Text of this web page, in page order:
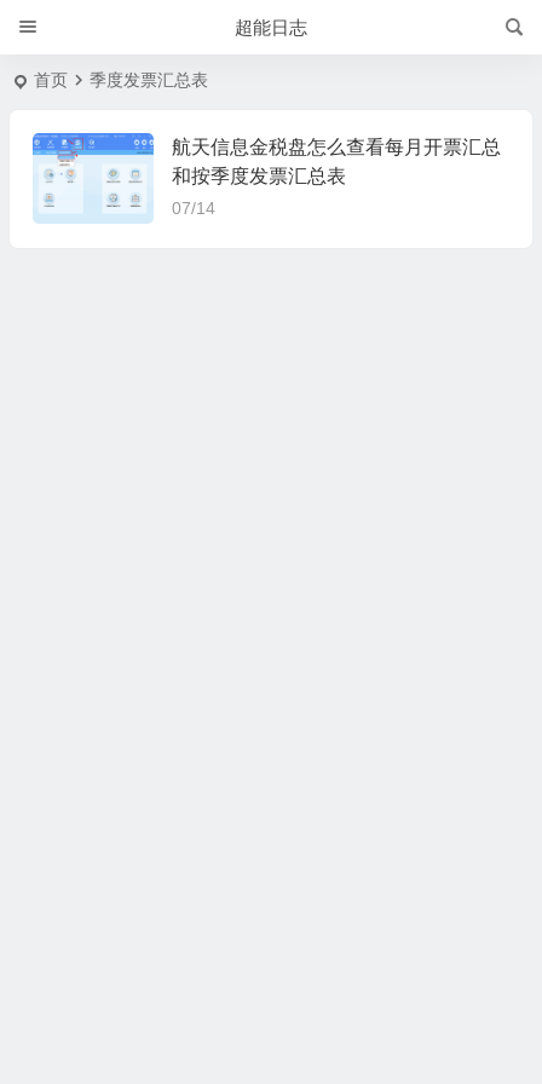
超能日志
首页 季度发票汇总表
航天信息金税盘怎么查看每月开票汇总
和按季度发票汇总表
07/14